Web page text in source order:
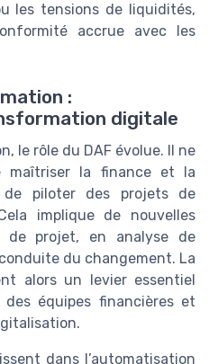
les tensions de liquidités,
accrue avec les
:
digitale
le rôle du DAF évolue. Il ne
maîtriser la finance et la
de piloter des projets de
implique de nouvelles
de projet, en analyse de
du changement. La
alors un levier essentiel
des équipes financières et
dans l’automatisation